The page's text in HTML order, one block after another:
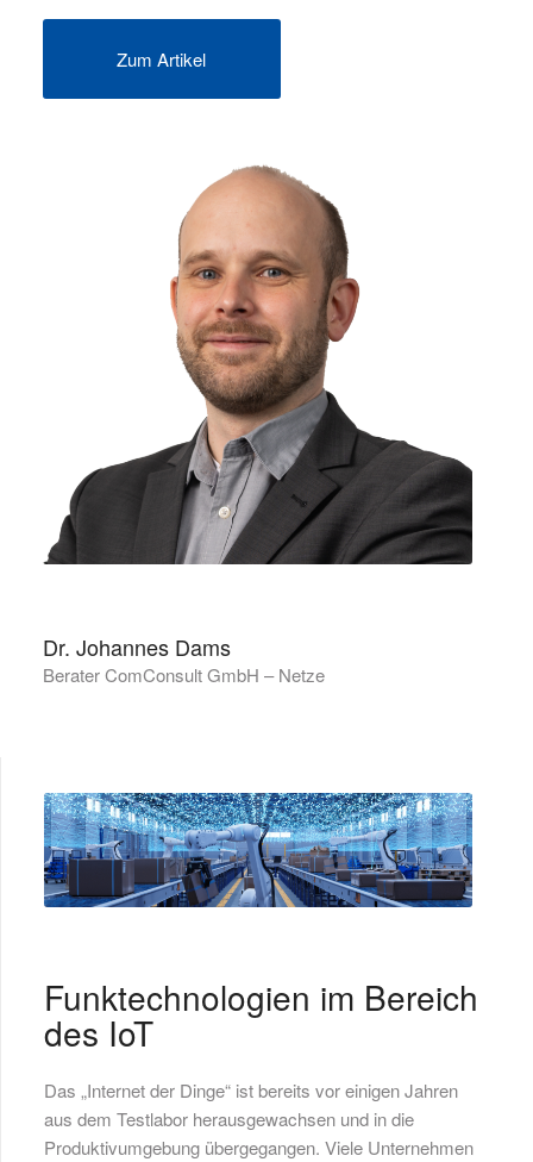
Zum Artikel
Dr. Johannes Dams
Berater ComConsult GmbH – Netze
Funktechnologien im Bereich
des IoT
Das „Internet der Dinge“ ist bereits vor einigen Jahren
aus dem Testlabor herausgewachsen und in die
Produktivumgebung übergegangen. Viele Unternehmen